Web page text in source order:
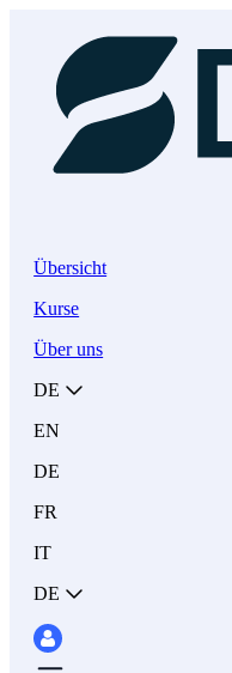
Übersicht
Kurse
Über uns
DE
EN
DE
FR
IT
DE